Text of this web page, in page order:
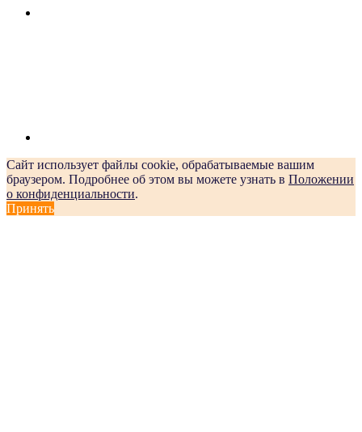
Сайт использует файлы cookie, обрабатываемые вашим
браузером. Подробнее об этом вы можете узнать в Положении
о конфиденциальности.
Принять